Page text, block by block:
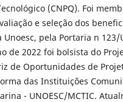
(CNPQ). Foi
e seleção dos
Unoesc, pela Portaria n 123/
de 2022 foi bolsista do
de Oportunidades de
das Instituições
- UNOESC/MCTIC.